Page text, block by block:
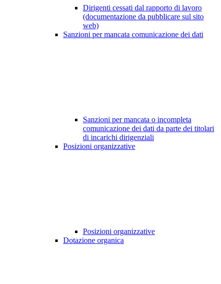
Dirigenti cessati dal rapporto di lavoro
(documentazione da pubblicare sul sito
web)
Sanzioni per mancata comunicazione dei dati
Sanzioni per mancata o incompleta
comunicazione dei dati da parte dei titolari
di incarichi dirigenziali
Posizioni organizzative
Posizioni organizzative
Dotazione organica